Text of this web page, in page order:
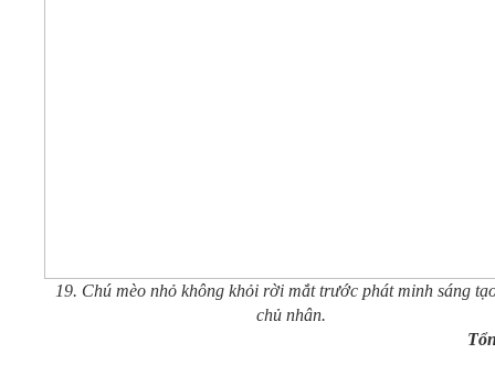
19. Chú mèo nhỏ không khỏi rời mắt trước phát minh sáng
chủ nhân.